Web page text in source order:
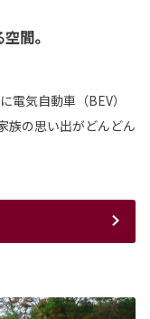
間。
電気自動車（BEV）
族の思い出がどんどん